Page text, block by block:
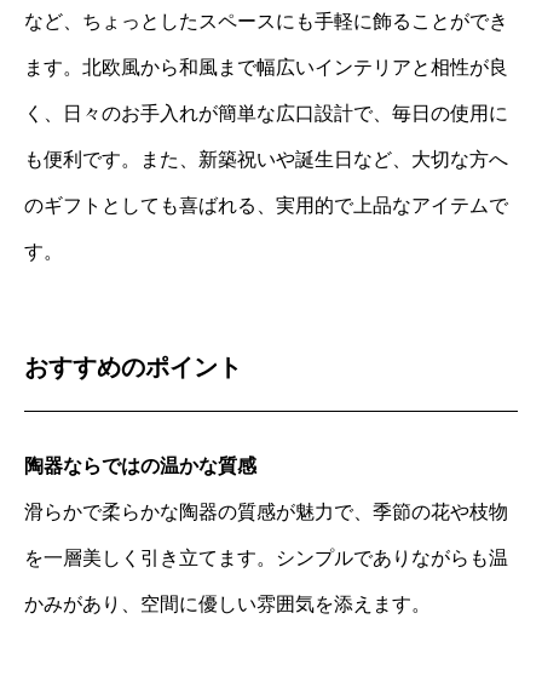
など、ちょっとしたスペースにも手軽に飾ることができ
ます。北欧風から和風まで幅広いインテリアと相性が良
く、日々のお手入れが簡単な広口設計で、毎日の使用に
も便利です。また、新築祝いや誕生日など、大切な方へ
のギフトとしても喜ばれる、実用的で上品なアイテムで
す。
おすすめのポイント
陶器ならではの温かな質感
滑らかで柔らかな陶器の質感が魅力で、季節の花や枝物
を一層美しく引き立てます。シンプルでありながらも温
かみがあり、空間に優しい雰囲気を添えます。